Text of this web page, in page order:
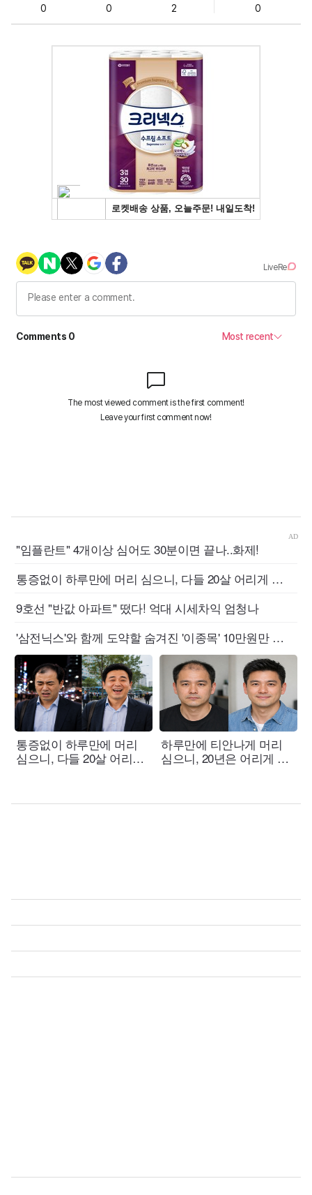
0 0 2 0